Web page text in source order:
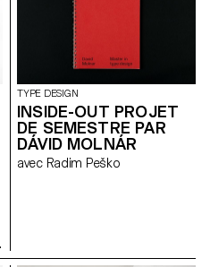
TYPE DESIGN
INSIDE-OUT PROJET
DE SEMESTRE PAR
DÁVID MOLNÁR
avec Radim Peško